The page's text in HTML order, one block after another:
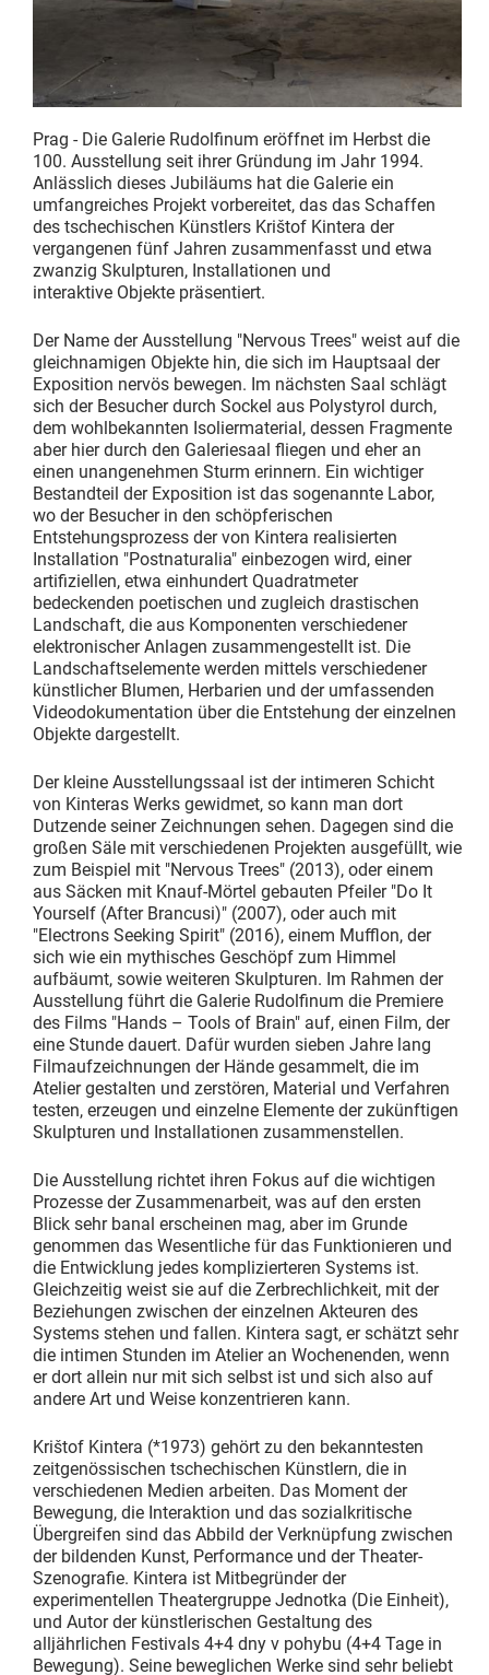
Prag - Die Galerie Rudolfinum eröffnet im Herbst die
100. Ausstellung seit ihrer Gründung im Jahr 1994.
Anlässlich dieses Jubiläums hat die Galerie ein
umfangreiches Projekt vorbereitet, das das Schaffen
des tschechischen Künstlers Krištof Kintera der
vergangenen fünf Jahren zusammenfasst und etwa
zwanzig Skulpturen, Installationen und
interaktive Objekte präsentiert.
Der Name der Ausstellung "Nervous Trees" weist auf die
gleichnamigen Objekte hin, die sich im Hauptsaal der
Exposition nervös bewegen. Im nächsten Saal schlägt
sich der Besucher durch Sockel aus Polystyrol durch,
dem wohlbekannten Isoliermaterial, dessen Fragmente
aber hier durch den Galeriesaal fliegen und eher an
einen unangenehmen Sturm erinnern. Ein wichtiger
Bestandteil der Exposition ist das sogenannte Labor,
wo der Besucher in den schöpferischen
Entstehungsprozess der von Kintera realisierten
Installation "Postnaturalia" einbezogen wird, einer
artifiziellen, etwa einhundert Quadratmeter
bedeckenden poetischen und zugleich drastischen
Landschaft, die aus Komponenten verschiedener
elektronischer Anlagen zusammengestellt ist. Die
Landschaftselemente werden mittels verschiedener
künstlicher Blumen, Herbarien und der umfassenden
Videodokumentation über die Entstehung der einzelnen
Objekte dargestellt.
Der kleine Ausstellungssaal ist der intimeren Schicht
von Kinteras Werks gewidmet, so kann man dort
Dutzende seiner Zeichnungen sehen. Dagegen sind die
großen Säle mit verschiedenen Projekten ausgefüllt, wie
zum Beispiel mit "Nervous Trees" (2013), oder einem
aus Säcken mit Knauf-Mörtel gebauten Pfeiler "Do It
Yourself (After Brancusi)" (2007), oder auch mit
"Electrons Seeking Spirit" (2016), einem Mufflon, der
sich wie ein mythisches Geschöpf zum Himmel
aufbäumt, sowie weiteren Skulpturen. Im Rahmen der
Ausstellung führt die Galerie Rudolfinum die Premiere
des Films "Hands – Tools of Brain" auf, einen Film, der
eine Stunde dauert. Dafür wurden sieben Jahre lang
Filmaufzeichnungen der Hände gesammelt, die im
Atelier gestalten und zerstören, Material und Verfahren
testen, erzeugen und einzelne Elemente der zukünftigen
Skulpturen und Installationen zusammenstellen.
Die Ausstellung richtet ihren Fokus auf die wichtigen
Prozesse der Zusammenarbeit, was auf den ersten
Blick sehr banal erscheinen mag, aber im Grunde
genommen das Wesentliche für das Funktionieren und
die Entwicklung jedes komplizierteren Systems ist.
Gleichzeitig weist sie auf die Zerbrechlichkeit, mit der
Beziehungen zwischen der einzelnen Akteuren des
Systems stehen und fallen. Kintera sagt, er schätzt sehr
die intimen Stunden im Atelier an Wochenenden, wenn
er dort allein nur mit sich selbst ist und sich also auf
andere Art und Weise konzentrieren kann.
Krištof Kintera (*1973) gehört zu den bekanntesten
zeitgenössischen tschechischen Künstlern, die in
verschiedenen Medien arbeiten. Das Moment der
Bewegung, die Interaktion und das sozialkritische
Übergreifen sind das Abbild der Verknüpfung zwischen
der bildenden Kunst, Performance und der Theater-
Szenografie. Kintera ist Mitbegründer der
experimentellen Theatergruppe Jednotka (Die Einheit),
und Autor der künstlerischen Gestaltung des
alljährlichen Festivals 4+4 dny v pohybu (4+4 Tage in
Bewegung). Seine beweglichen Werke sind sehr beliebt